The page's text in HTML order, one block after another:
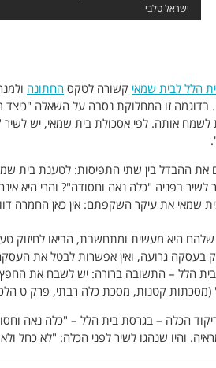
ישראל טלבי
הלל לבית שמאי קשורה לטקס החתונה
זו המחלוקת נסבה על השאלה "כיצד
לשמח אותה. לפי אסכולת בית שמאי, יש לשיר
את ההבדל בין שתי התפיסות: לטענת בית
בפניה "כלה נאה וחסודה"? והרי היא
שמאי את עיקר השקפתם: אין כאן החמרה
שלהם היא מעשית ומתחשבת, הביאו לחיזוק
גרועה, ואין אפשרות לבטל את העסקה,
הלל – התשובה ברורה: יש לשבח את
קטנות, מסכת כלה רבתי, פרק ט
ריקוד הכלה – בגרסת בית הלל – "כלה נאה
והיו שנהגו לשיר לפני הכלה: "לא כחל
ממש.